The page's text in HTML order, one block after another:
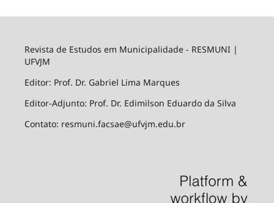
Revista de Estudos em Municipalidade - RESMUNI |
UFVJM
Editor: Prof. Dr. Gabriel Lima Marques
Editor-Adjunto: Prof. Dr. Edimilson Eduardo da Silva
Contato: resmuni.facsae@ufvjm.edu.br